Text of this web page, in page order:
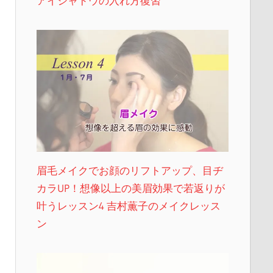
眉毛メイクでお顔のリフトアップ、目ヂ
カラUP！想像以上の美眉効果で若返りが
叶うレッスン4 吉村薫子のメイクレッス
ン